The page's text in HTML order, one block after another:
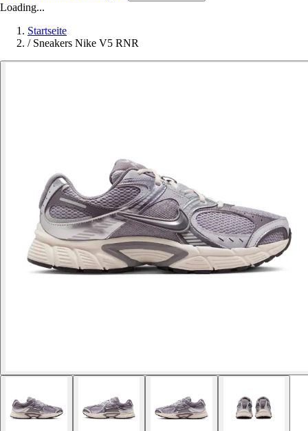
Loading...
Startseite
/ Sneakers Nike V5 RNR